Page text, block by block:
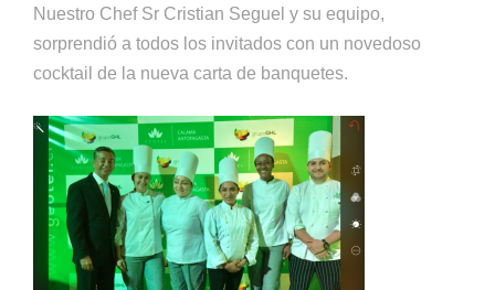
Nuestro Chef Sr Cristian Seguel y su equipo,
sorprendió a todos los invitados con un novedoso
cocktail de la nueva carta de banquetes.